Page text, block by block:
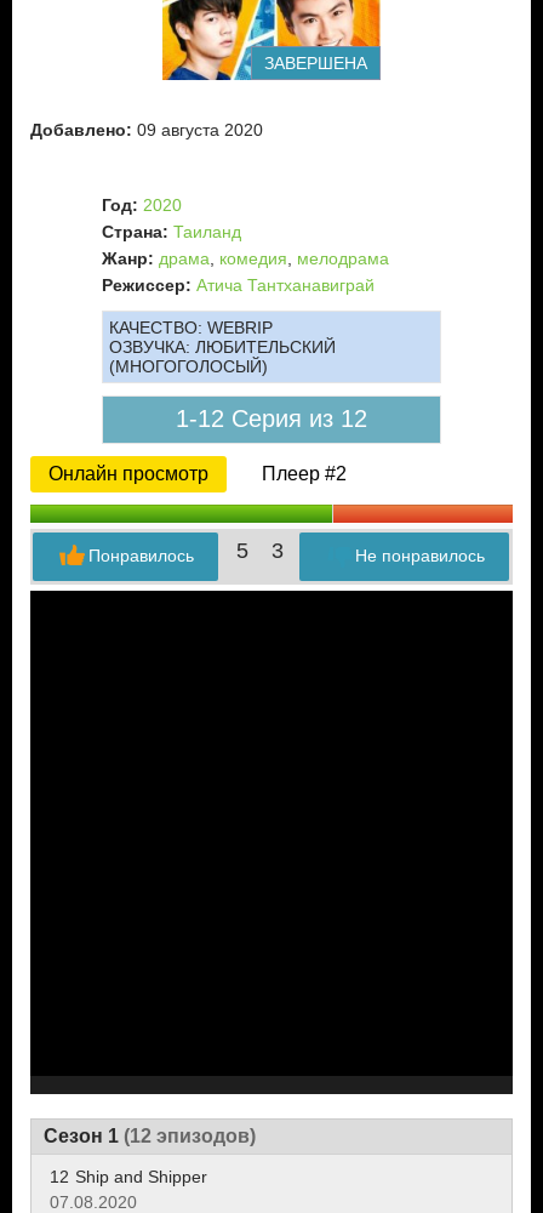
ЗАВЕРШЕНА
Добавлено: 09 августа 2020
Год: 2020
Страна: Таиланд
Жанр: драма комедия
мелодрама
Режиссер: Атича Тантханавиграй
КАЧЕСТВО: WEBRIP
ОЗВУЧКА: ЛЮБИТЕЛЬСКИЙ
(МНОГОГОЛОСЫЙ)
1-12 Серия из 12
Онлайн просмотр Плеер #2
5 3 Не понравилось
Понравилось
Сезон 1 (12 эпизодов)
12 Ship and Shipper
07.08.2020